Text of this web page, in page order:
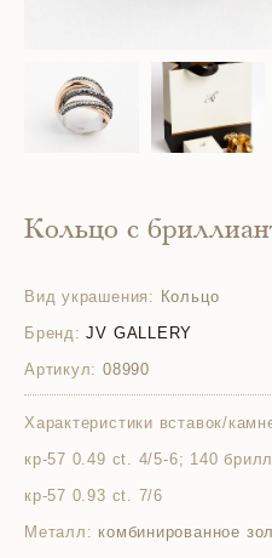
Кольцо с
Вид украшения: Кольцо
Бренд: JV GALLERY
Артикул: 08990
Характеристики вставок/
кр-57 0.49 ct. 4/5-6; 140
кр-57 0.93 ct. 7/6
Металл: комбинированное